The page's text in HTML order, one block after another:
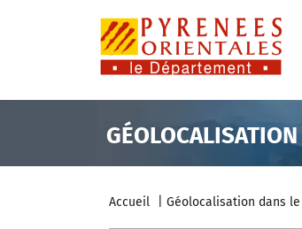
GÉOLOCALISATION
Accueil Géolocalisation dans